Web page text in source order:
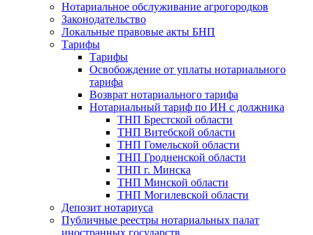
Нотариальное обслуживание агрогородков
Законодательство
Локальные правовые акты БНП
Тарифы
Тарифы
Освобождение от уплаты нотариального
тарифа
Возврат нотариального тарифа
Нотариальный тариф по ИН с должника
ТНП Брестской области
ТНП Витебской области
ТНП Гомельской области
ТНП Гродненской области
ТНП г. Минска
ТНП Минской области
ТНП Могилевской области
Депозит нотариуса
Публичные реестры нотариальных палат